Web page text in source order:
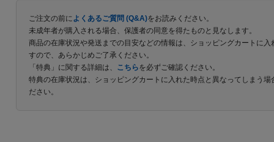
ご注文の前によくあるご質問 (Q&A)をお読みください。
未成年者が購入される場合、保護者の同意を得たものと見なします。
商品の在庫状況や発送までの目安などの情報は、ショッピングカートに
すので、あらかじめご了承ください。
「特典」に関する詳細は、 こちらを必ずご確認ください。
特典の在庫状況は、ショッピングカートに入れた時点と異なってしまう
ださい。